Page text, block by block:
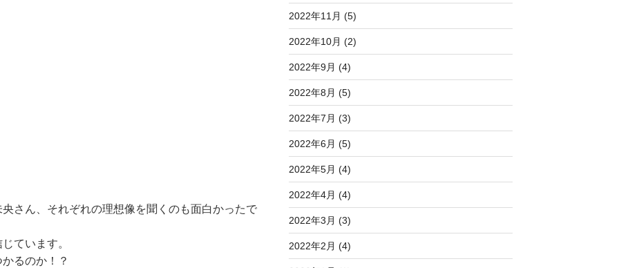
さん、それぞれの理想像を聞くのも面白かったで
ています。
るのか！？
2022年11月 (5)
2022年10月 (2)
2022年9月 (4)
2022年8月 (5)
2022年7月 (3)
2022年6月 (5)
2022年5月 (4)
2022年4月 (4)
2022年3月 (3)
2022年2月 (4)